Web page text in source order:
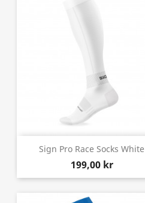
Sign Pro Race Socks White
199,00 kr